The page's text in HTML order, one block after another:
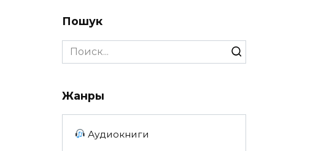
Пошук
Search
for:
Жанры
Аудиокниги